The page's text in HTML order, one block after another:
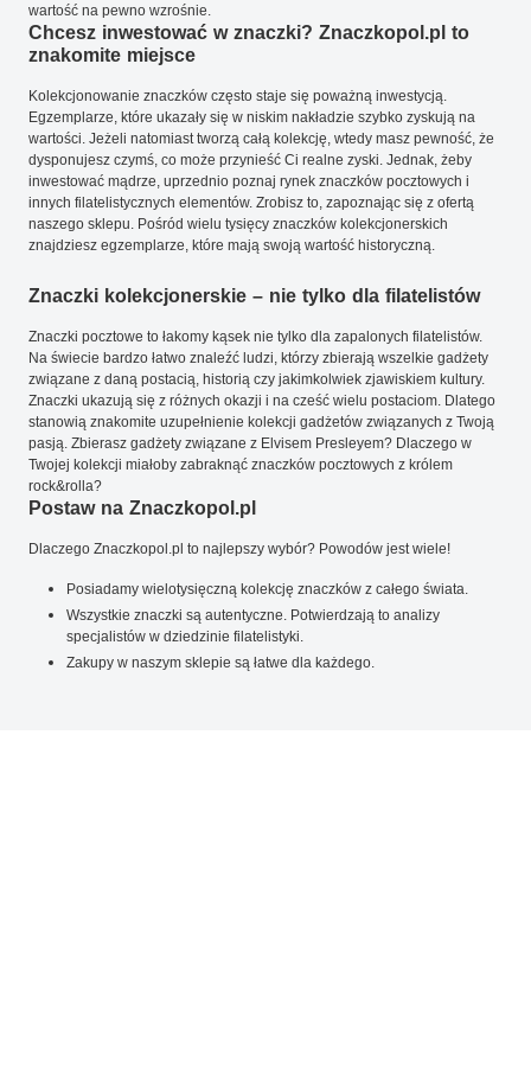
wartość na pewno wzrośnie.
Chcesz inwestować w znaczki? Znaczkopol.pl to
znakomite miejsce
Kolekcjonowanie znaczków często staje się poważną inwestycją.
Egzemplarze, które ukazały się w niskim nakładzie szybko zyskują na
wartości. Jeżeli natomiast tworzą całą kolekcję, wtedy masz pewność, że
dysponujesz czymś, co może przynieść Ci realne zyski. Jednak, żeby
inwestować mądrze, uprzednio poznaj rynek znaczków pocztowych i
innych filatelistycznych elementów. Zrobisz to, zapoznając się z ofertą
naszego sklepu. Pośród wielu tysięcy znaczków kolekcjonerskich
znajdziesz egzemplarze, które mają swoją wartość historyczną.
Znaczki kolekcjonerskie – nie tylko dla filatelistów
Znaczki pocztowe to łakomy kąsek nie tylko dla zapalonych filatelistów.
Na świecie bardzo łatwo znaleźć ludzi, którzy zbierają wszelkie gadżety
związane z daną postacią, historią czy jakimkolwiek zjawiskiem kultury.
Znaczki ukazują się z różnych okazji i na cześć wielu postaciom. Dlatego
stanowią znakomite uzupełnienie kolekcji gadżetów związanych z Twoją
pasją. Zbierasz gadżety związane z Elvisem Presleyem? Dlaczego w
Twojej kolekcji miałoby zabraknąć znaczków pocztowych z królem
rock&rolla?
Postaw na Znaczkopol.pl
Dlaczego Znaczkopol.pl to najlepszy wybór? Powodów jest wiele!
Posiadamy wielotysięczną kolekcję znaczków z całego świata.
Wszystkie znaczki są autentyczne. Potwierdzają to analizy
specjalistów w dziedzinie filatelistyki.
Zakupy w naszym sklepie są łatwe dla każdego.